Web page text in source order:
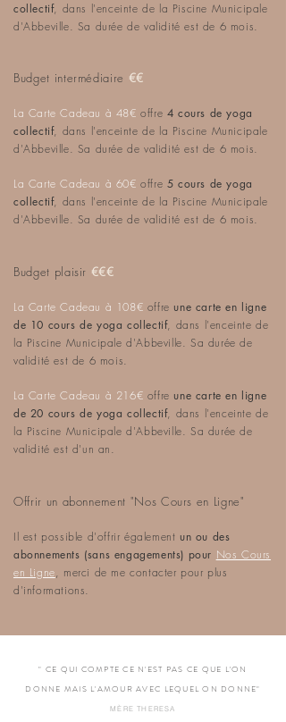
collectif, dans l'enceinte de la Piscine Municipale
d'Abbeville. Sa durée de validité est de 6 mois.
Budget intermédiaire €€
La Carte Cadeau à 48€ offre 4 cours de yoga
collectif, dans l'enceinte de la Piscine Municipale
d'Abbeville. Sa durée de validité est de 6 mois.
La Carte Cadeau à 60€ offre 5 cours de yoga
collectif, dans l'enceinte de la Piscine Municipale
d'Abbeville. Sa durée de validité est de 6 mois.
Budget plaisir €€€
La Carte Cadeau à 108€ offre une carte en ligne
de 10 cours de yoga collectif, dans l'enceinte de
la Piscine Municipale d'Abbeville. Sa durée de
validité est de 6 mois.
La Carte Cadeau à 216€ offre une carte en ligne
de 20 cours de yoga collectif, dans l'enceinte de
la Piscine Municipale d'Abbeville. Sa durée de
validité est d'un an.
Offrir un abonnement "Nos Cours en Ligne"
Il est possible d'offrir également un ou des
abonnements (sans engagements) pour Nos Cours
en Ligne, merci de me contacter pour plus
d'informations.
" CE QUI COMPTE CE N'EST PAS CE QUE L'ON
DONNE MAIS L'AMOUR AVEC LEQUEL ON DONNE"
MÈRE THERESA